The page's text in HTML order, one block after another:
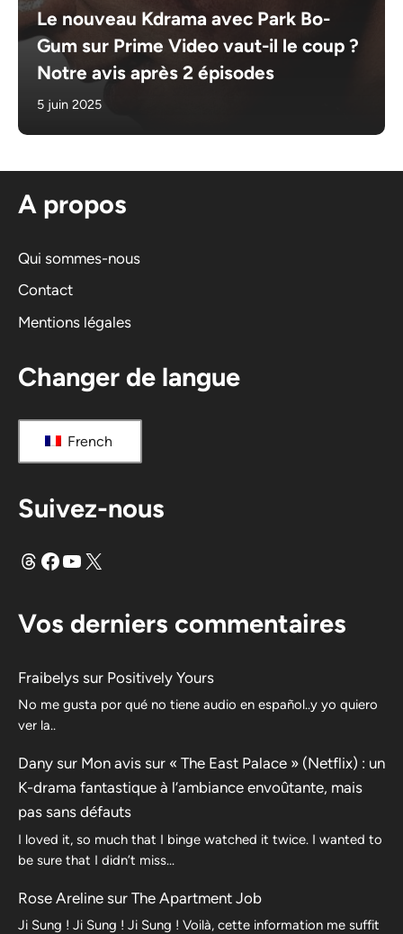
Le nouveau Kdrama avec Park Bo-
Gum sur Prime Video vaut-il le coup ?
Notre avis après 2 épisodes
5 juin 2025
A propos
Qui sommes-nous
Contact
Mentions légales
Changer de langue
French
Suivez-nous
FilsFacebook
YouTube
X
Vos derniers commentaires
Fraibelys sur Positively Yours
No me gusta por qué no tiene audio en español..y yo quiero
ver la..
Dany sur Mon avis sur « The East Palace » (Netflix) : un
K-drama fantastique à l’ambiance envoûtante, mais
pas sans défauts
I loved it, so much that I binge watched it twice. I wanted to
be sure that I didn’t miss…
Rose Areline sur The Apartment Job
Ji Sung ! Ji Sung ! Ji Sung ! Voilà, cette information me suffit